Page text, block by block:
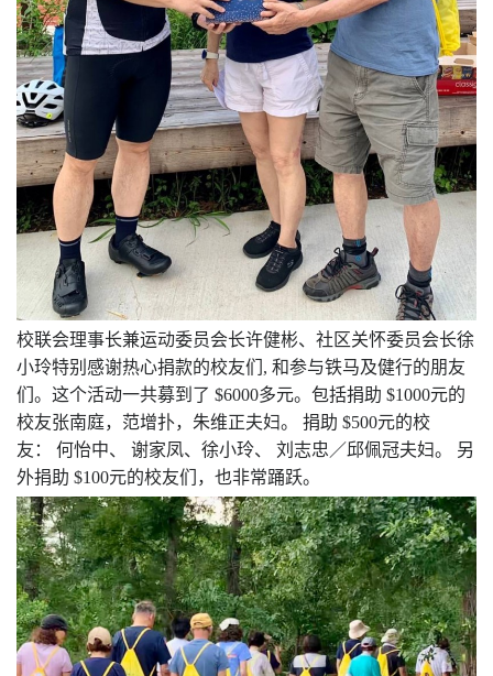
校联会理事长兼运动委员会长许健彬、社区关怀委员会长徐
小玲特别感谢热心捐款的校友们 , 和参与铁马及健行的朋友
们。这个活动一共募到了 $6000多元。包括捐助 $1000元的
校友张南庭，范增扑，朱维正夫妇。
捐助 $500元的校
友：
何怡中、 谢家凤、徐小玲、 刘志忠／邱佩冠夫妇。
另
外捐助 $100元的校友们，也非常踊跃。